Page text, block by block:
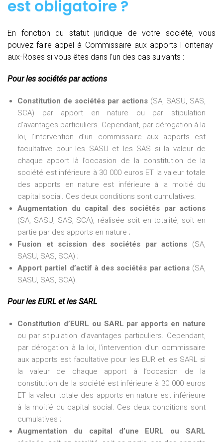
est obligatoire ?
En fonction du statut juridique de votre société, vous
pouvez faire appel à Commissaire aux apports Fontenay-
aux-Roses si vous êtes dans l’un des cas suivants :
Pour les sociétés par actions
Constitution de sociétés par actions(SA, SASU, SAS,
SCA) par apport en nature ou par stipulation
d’avantages particuliers. Cependant, par dérogation à la
loi, l’intervention d’un commissaire aux apports est
facultative pour les SASU et les SAS si la valeur de
chaque apport là l’occasion de la constitution de la
société est inférieure à 30 000 euros ET la valeur totale
des apports en nature est inférieure à la moitié du
capital social. Ces deux conditions sont cumulatives.
Augmentation du capital des sociétés par actions
(SA, SASU, SAS, SCA), réalisée soit en totalité, soit en
partie par des apports en nature ;
Fusion et scission des sociétés par actions (SA,
SASU, SAS, SCA) ;
Apport partiel d’actif à des sociétés par actions(SA,
SASU, SAS, SCA).
Pour les EURL et les SARL
Constitution d’EURL ou SARL par apports en nature
ou par stipulation d’avantages particuliers. Cependant,
par dérogation à la loi, l’intervention d’un commissaire
aux apports est facultative pour les EUR et les SARL si
la valeur de chaque apport à l’occasion de la
constitution de la société est inférieure à 30 000 euros
ET la valeur totale des apports en nature est inférieure
à la moitié du capital social. Ces deux conditions sont
cumulatives ;
Augmentation du capital d’une EURL ou SARL